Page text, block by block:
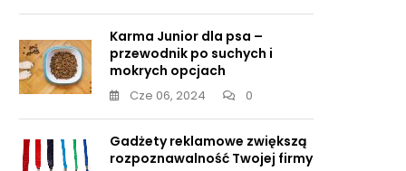
Karma Junior dla psa –
przewodnik po suchych i
mokrych opcjach
Cze 06, 2024 0
Gadżety reklamowe zwiększą
rozpoznawalność Twojej firmy